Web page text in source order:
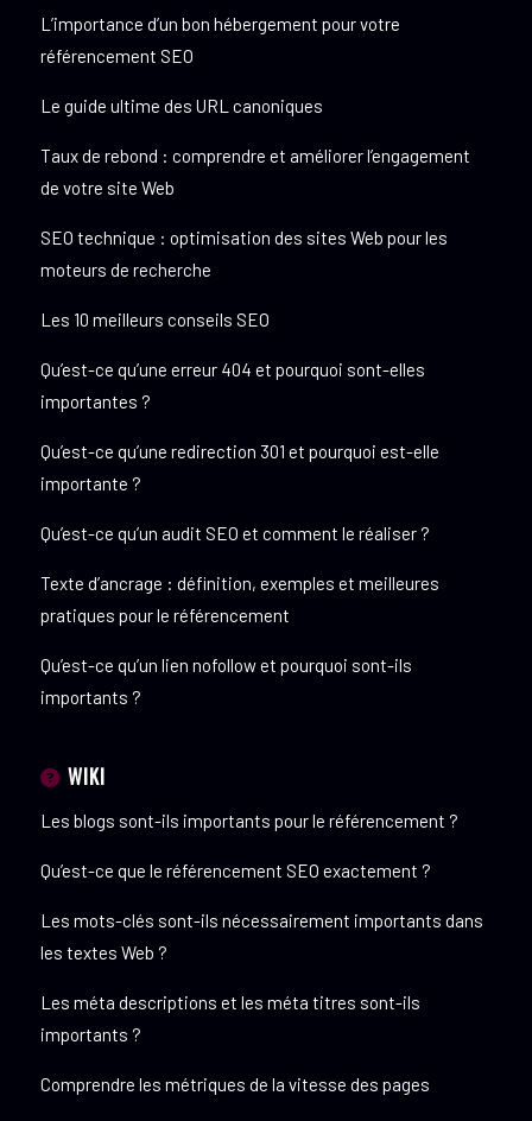
L’importance d’un bon hébergement pour votre
référencement SEO
Le guide ultime des URL canoniques
Taux de rebond : comprendre et améliorer l’engagement
de votre site Web
SEO technique : optimisation des sites Web pour les
moteurs de recherche
Les 10 meilleurs conseils SEO
Qu’est-ce qu’une erreur 404 et pourquoi sont-elles
importantes ?
Qu’est-ce qu’une redirection 301 et pourquoi est-elle
importante ?
Qu’est-ce qu’un audit SEO et comment le réaliser ?
Texte d’ancrage : définition, exemples et meilleures
pratiques pour le référencement
Qu’est-ce qu’un lien nofollow et pourquoi sont-ils
importants ?
WIKI
Les blogs sont-ils importants pour le référencement ?
Qu’est-ce que le référencement SEO exactement ?
Les mots-clés sont-ils nécessairement importants dans
les textes Web ?
Les méta descriptions et les méta titres sont-ils
importants ?
Comprendre les métriques de la vitesse des pages